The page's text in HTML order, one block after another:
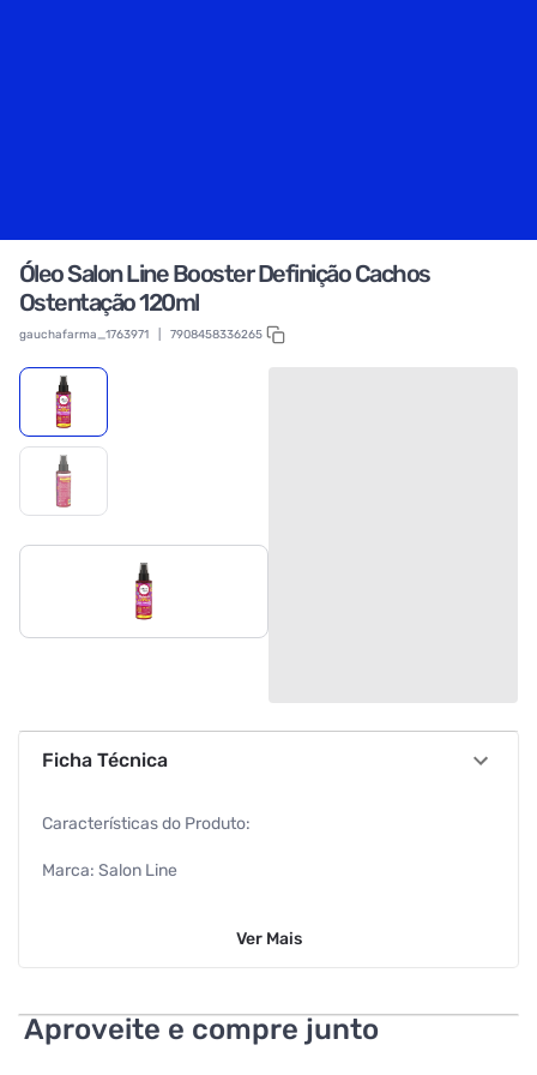
Óleo Salon Line Booster Definição Cachos
Ostentação 120ml
gauchafarma_1763971 7908458336265
Ficha Técnica
Características do Produto:
Marca: Salon Line
EAN: 7908458336265
Ver Mais
Aproveite e compre junto